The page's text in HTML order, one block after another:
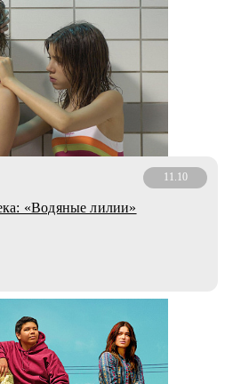
11.10
«Водяные лилии»